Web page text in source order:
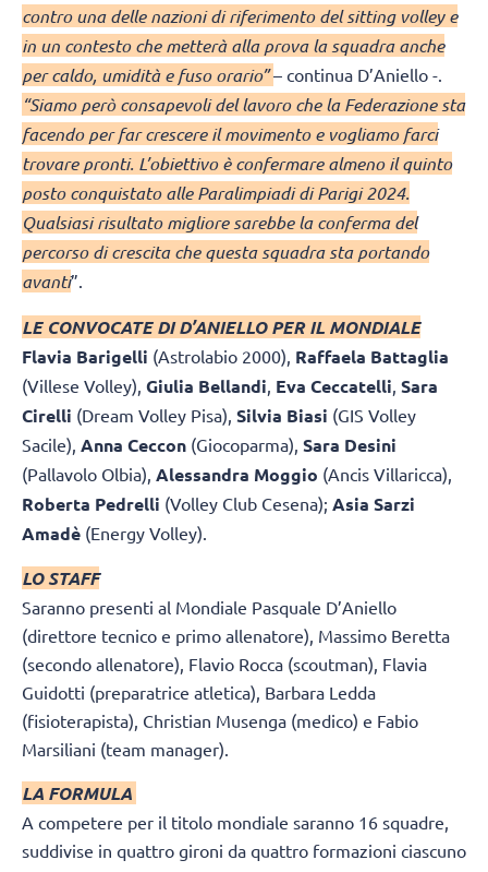
contro una delle nazioni di riferimento del sitting volley e
in un contesto che metterà alla prova la squadra anche
per caldo, umidità e fuso orario”– continua D’Aniello -.
“Siamo però consapevoli del lavoro che la Federazione sta
facendo per far crescere il movimento e vogliamo farci
trovare pronti. L’obiettivo è confermare almeno il quinto
posto conquistato alle Paralimpiadi di Parigi 2024.
Qualsiasi risultato migliore sarebbe la conferma del
percorso di crescita che questa squadra sta portando
avanti”.
LE CONVOCATE DI D’ANIELLO PER IL MONDIALE
Flavia Barigelli (Astrolabio 2000), Raffaela Battaglia
(Villese Volley), Giulia Bellandi Eva Ceccatelli Sara
Cirelli (Dream Volley Pisa), Silvia Biasi (GIS Volley
Sacile), Anna Ceccon (Giocoparma), Sara Desini
(Pallavolo Olbia), Alessandra Moggio (Ancis Villaricca),
Roberta Pedrelli (Volley Club Cesena); Asia Sarzi
Amadè (Energy Volley).
LO STAFF
Saranno presenti al Mondiale Pasquale D’Aniello
(direttore tecnico e primo allenatore), Massimo Beretta
(secondo allenatore), Flavio Rocca (scoutman), Flavia
Guidotti (preparatrice atletica), Barbara Ledda
(fisioterapista), Christian Musenga (medico) e Fabio
Marsiliani (team manager).
LA FORMULA
A competere per il titolo mondiale saranno 16 squadre,
suddivise in quattro gironi da quattro formazioni ciascuno